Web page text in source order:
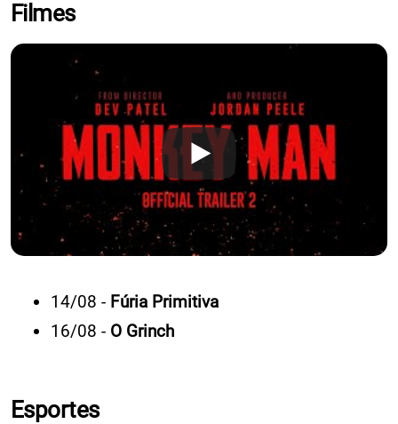
Filmes
14/08 - Fúria Primitiva
16/08 - O Grinch
Esportes